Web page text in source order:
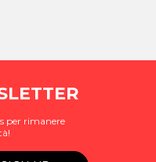
per rimanere